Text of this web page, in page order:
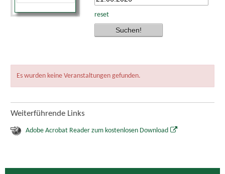
reset
Es wurden keine Veranstaltungen gefunden.
Weiterführende Links
Adobe Acrobat Reader zum kostenlosen Download